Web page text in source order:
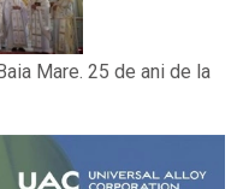
Mare. 25 de ani de la